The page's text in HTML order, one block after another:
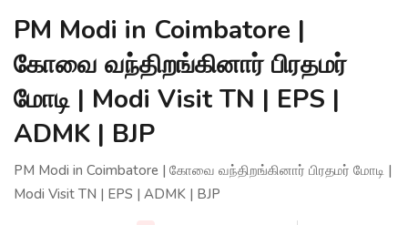
PM Modi in Coimbatore |
கோவை வந்திறங்கினார் பிரதமர்
மோடி | Modi Visit TN | EPS |
ADMK | BJP
PM Modi in Coimbatore | கோவை வந்திறங்கினார் பிரதமர் மோடி |
Modi Visit TN | EPS | ADMK | BJP